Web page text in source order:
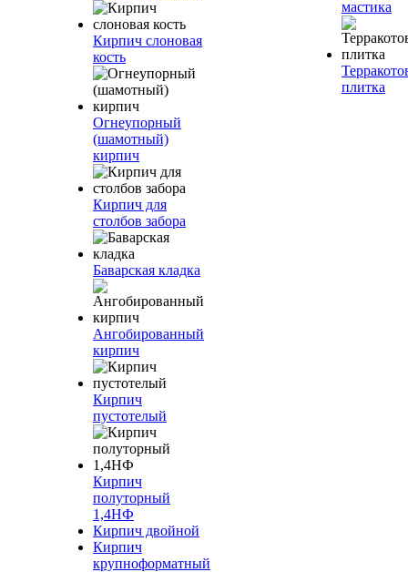
Кирпич слоновая
кость
Огнеупорный
(шамотный)
кирпич
Кирпич для
столбов забора
Баварская кладка
Ангобированный
кирпич
Кирпич
пустотелый
Кирпич
полуторный
1,4НФ
Кирпич двойной
Кирпич
крупноформатный
мастика
плитка